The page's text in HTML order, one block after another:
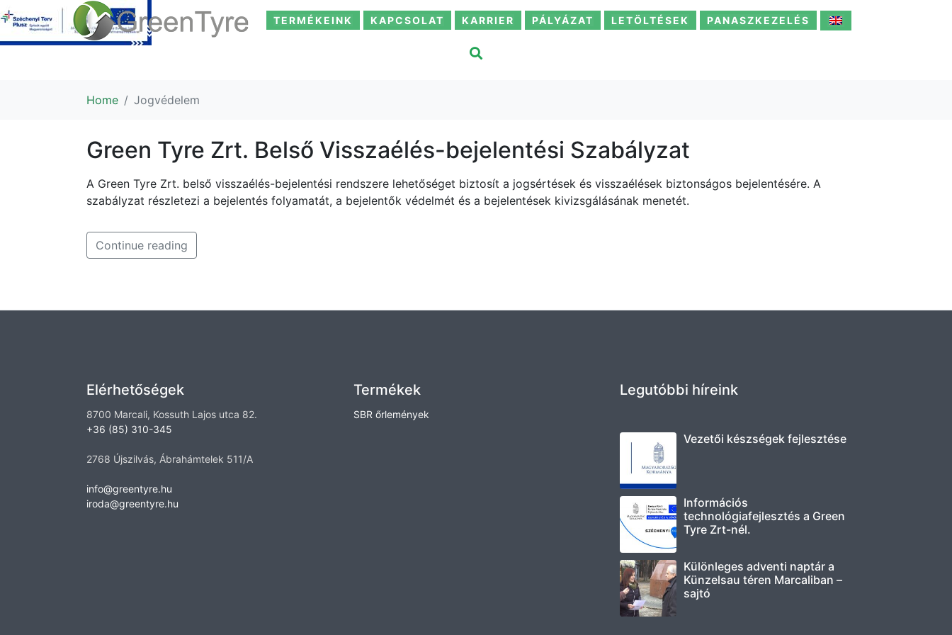
TERMÉKEINK KAPCSOLAT KARRIER PÁLYÁZAT LETÖLTÉSEK PANASZKEZELÉS
Home Jogvédelem
Green Tyre Zrt. Belső Visszaélés-bejelentési Szabályzat
A Green Tyre Zrt. belső visszaélés-bejelentési rendszere lehetőséget biztosít a jogsértések és visszaélések biztonságos bejelentésére. A
szabályzat részletezi a bejelentés folyamatát, a bejelentők védelmét és a bejelentések kivizsgálásának menetét.
Continue reading
Elérhetőségek
8700 Marcali, Kossuth Lajos utca 82.
+36 (85) 310-345
2768 Újszilvás, Ábrahámtelek 511/A
info@greentyre.hu
iroda@greentyre.hu
Termékek
SBR őrlemények
Legutóbbi híreink
Vezetői készségek fejlesztése
Információs
technológiafejlesztés a Green
Tyre Zrt-nél.
Különleges adventi naptár a
Künzelsau téren Marcaliban –
sajtó